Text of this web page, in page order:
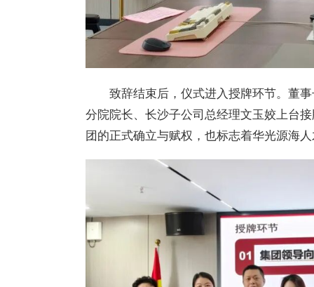
致辞结束后，仪式进入授牌环节。董
分院院长、长沙子公司总经理文玉姣上台
团的正式确立与赋权，也标志着华光源海